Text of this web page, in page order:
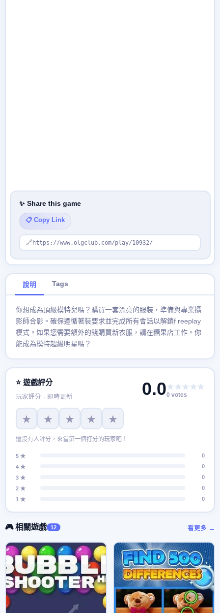
✨ Share this game
📋 Copy Link
🔗 https://www.olgclub.com/play/10932/
說明 Tags
你想成為頂級模特兒嗎？購買一套漂亮的服裝，準備與專業攝
影師合影。確保遵循著裝要求並完成所有會話以解鎖f reeplay
模式。如果您需要額外的錢購買新衣服，請在糖果店工作。你
能成為模特超級明星嗎？
⭐ 遊戲評分
玩家評分 · 即時更新 0.0★★★★★
0 votes
★ ★ ★ ★ ★
還沒有人評分，來當第一個打分的玩家吧！
5 ★
0
4 ★
0
3 ★
0
2 ★
0
1 ★
0
🎮 相關遊戲 12 看更多 →